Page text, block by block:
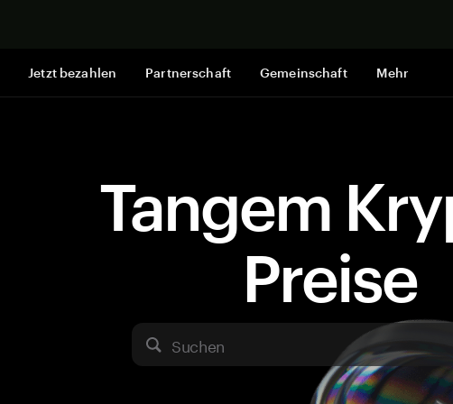
Jetzt bezahlen Partnerschaft Gemeinschaft Mehr
Tangem
Preise
Suchen